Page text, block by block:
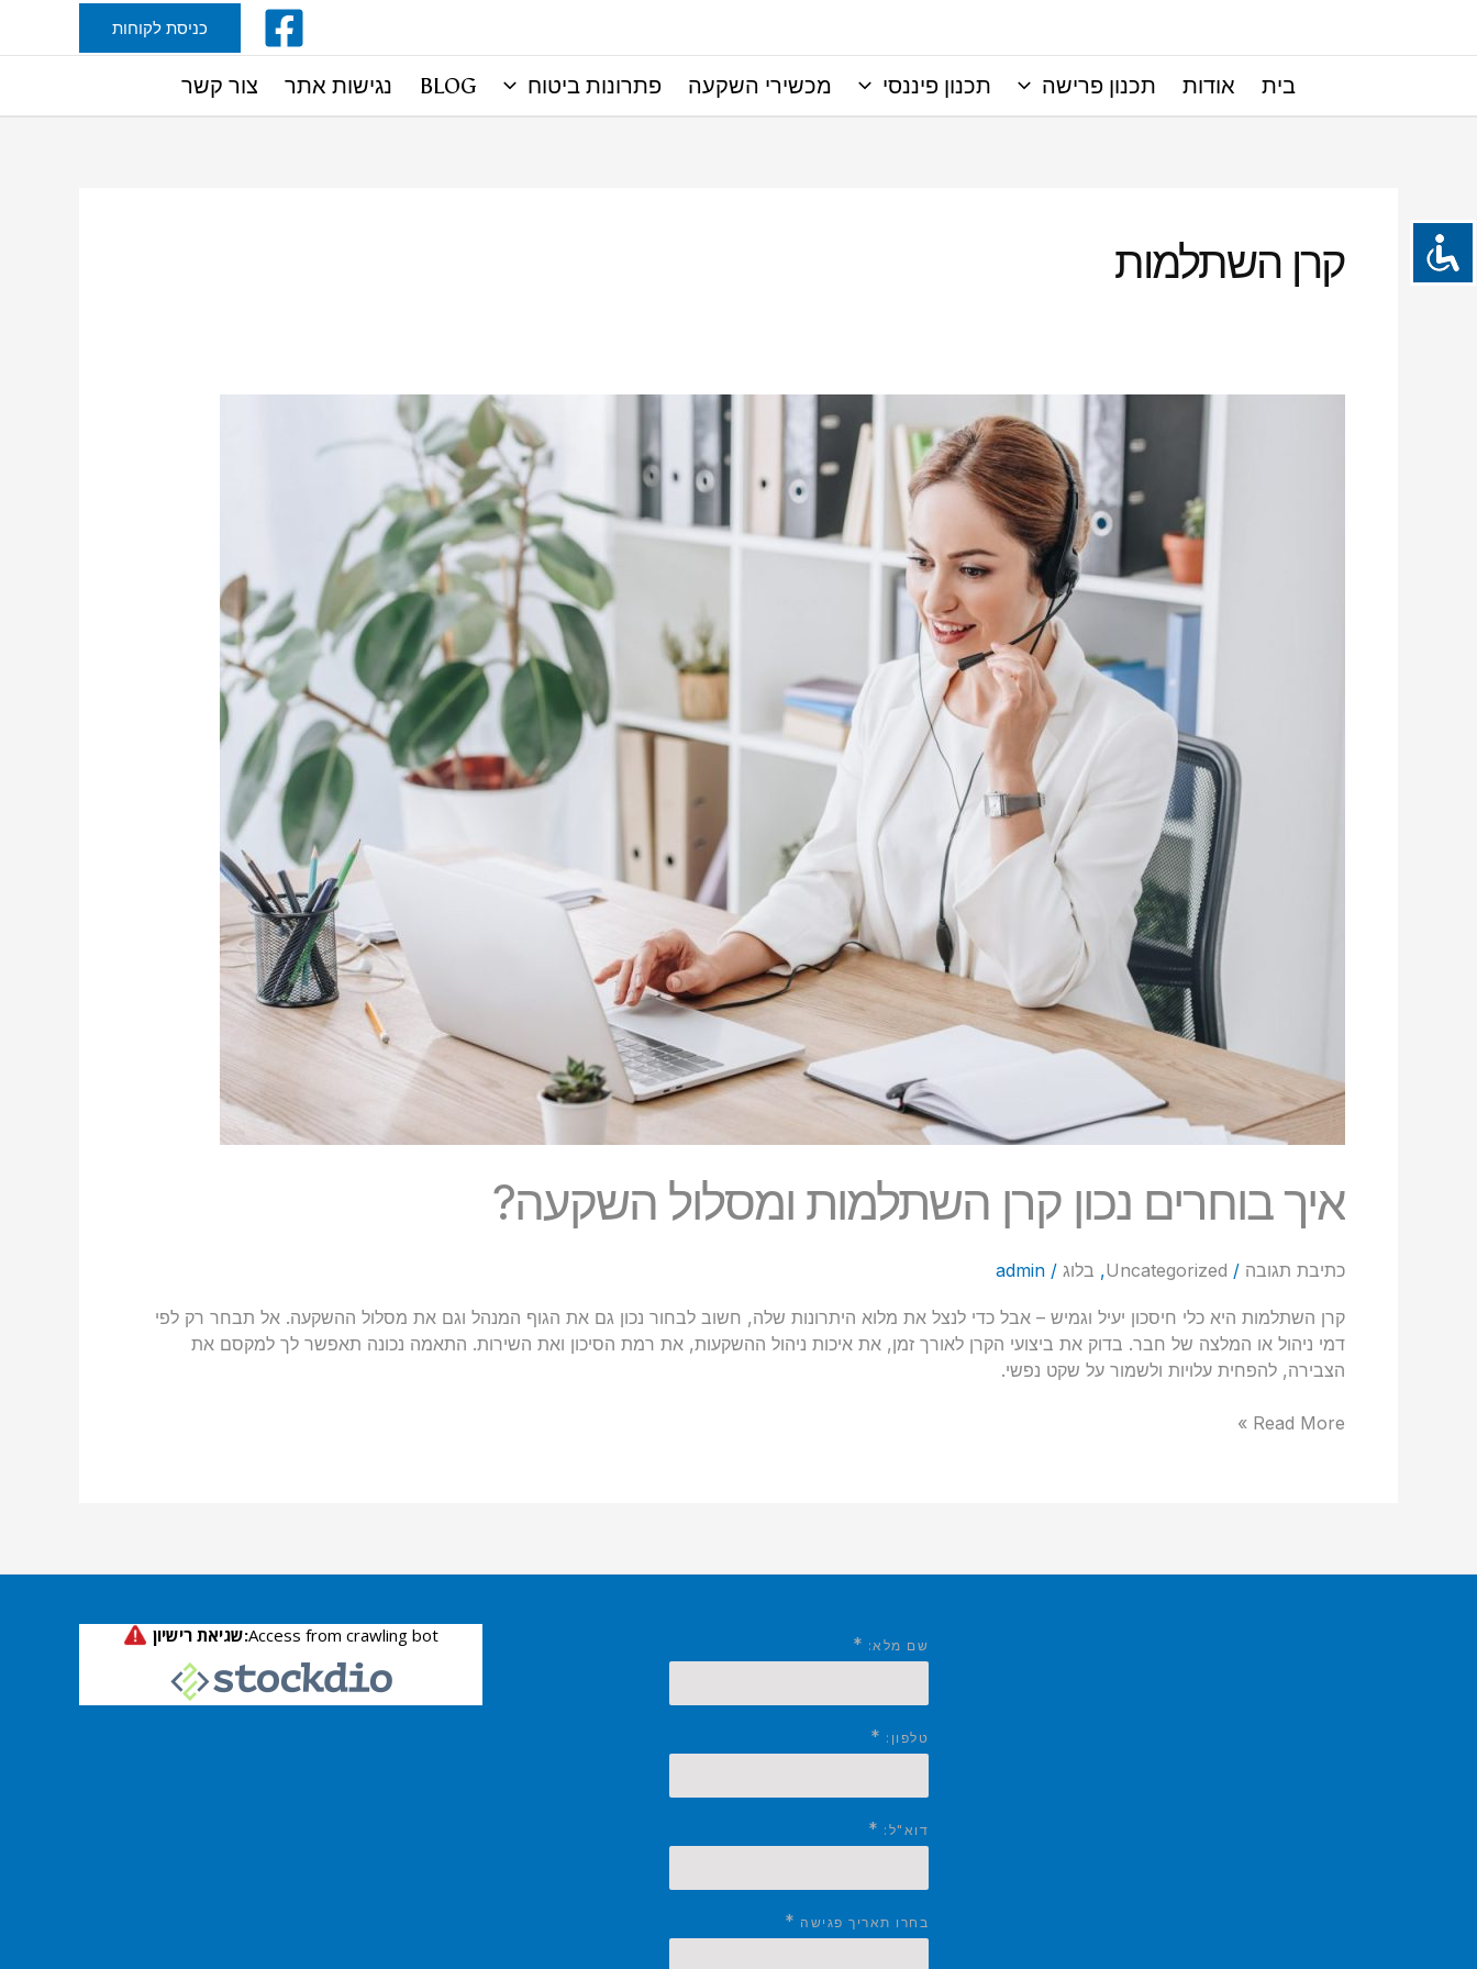
כניסת לקוחות
בית אודות תכנון פרישה תכנון פיננסי מכשירי השקעה פתרונות ביטוח BLOG נגישות אתר צור קשר
קרן השתלמות
איך בוחרים נכון קרן השתלמות ומסלול השקעה?
כתיבת תגובה /
Uncategorized
, בלוג /
admin
קרן השתלמות היא כלי חיסכון יעיל וגמיש – אבל כדי לנצל את מלוא היתרונות שלה, חשוב לבחור נכון גם את הגוף המנהל וגם את מסלול ההשקעה. אל תבחר רק לפי
דמי ניהול או המלצה של חבר. בדוק את ביצועי הקרן לאורך זמן, את איכות ניהול ההשקעות, את רמת הסיכון ואת השירות. התאמה נכונה תאפשר לך למקסם את
הצבירה, להפחית עלויות ולשמור על שקט נפשי.
Read More »
שם מלא: *
טלפון: *
דוא"ל: *
בחרו תאריך פגישה *